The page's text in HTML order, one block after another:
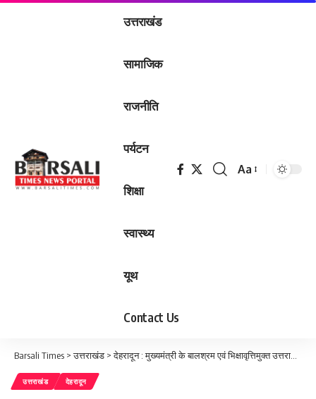
उत्तराखंड
सामाजिक
राजनीति
पर्यटन
शिक्षा
स्वास्थ्य
यूथ
Contact Us
Font
Aa
Barsali Times >उत्तराखंड >देहरादून : मुख्यमंत्री के बालश्रम एवं भिक्षावृत्तिमुक्त उत्तराखण्ड के सकंल्प को चरितार्थ करते डीएम देहरादून…
उत्तराखंड देहरादून